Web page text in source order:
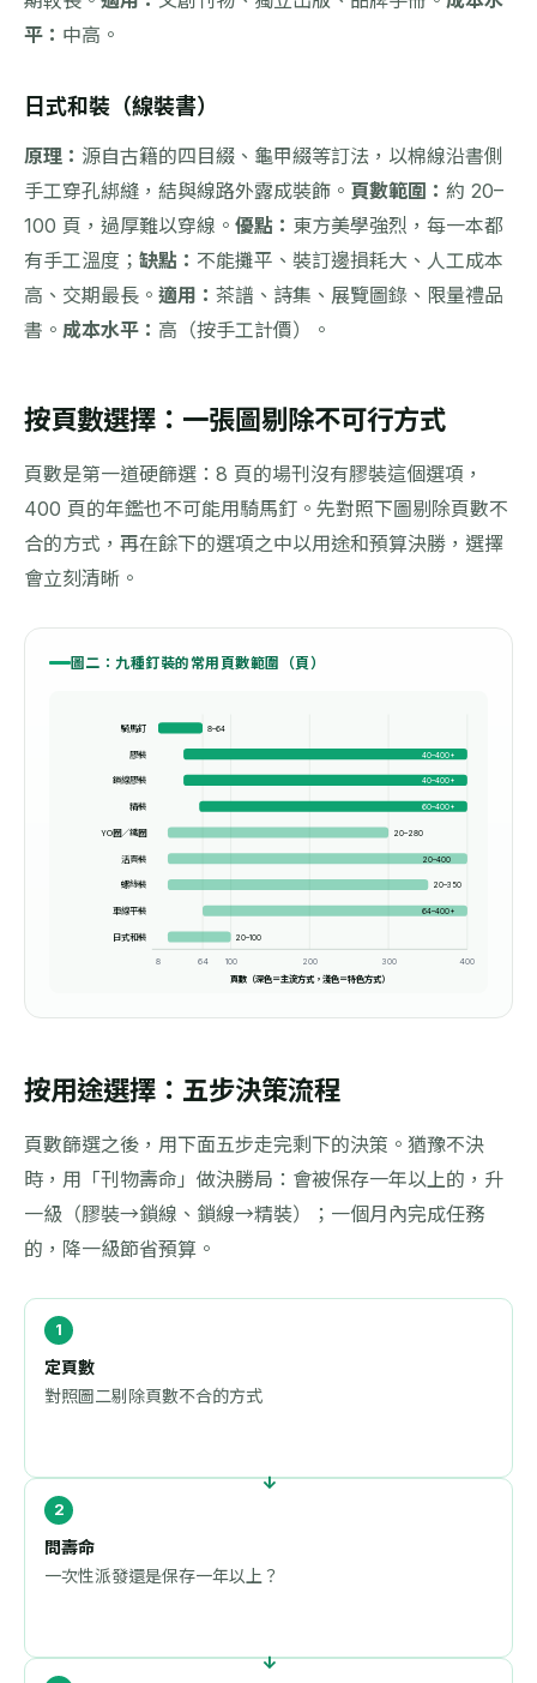
平： 中高。
日式和裝（線裝書）
原理： 源自古籍的四目綴、龜甲綴等訂法，以棉線沿書側
手工穿孔綁縫，結與線路外露成裝飾。 頁數範圍： 約 20–
100 頁，過厚難以穿線。 優點： 東方美學強烈，每一本都
有手工溫度； 缺點： 不能攤平、裝訂邊損耗大、人工成本
高、交期最長。 適用： 茶譜、詩集、展覽圖錄、限量禮品
書。 成本水平： 高（按手工計價）。
按頁數選擇：一張圖剔除不可行方式
頁數是第一道硬篩選：8 頁的場刊沒有膠裝這個選項，
400 頁的年鑑也不可能用騎馬釘。先對照下圖剔除頁數不
合的方式，再在餘下的選項之中以用途和預算決勝，選擇
會立刻清晰。
圖二：九種釘裝的常用頁數範圍（頁）
騎馬釘
膠裝
鎖線膠裝
精裝
YO圈／鐵圈
活頁裝
螺絲裝
車線平裝
日式和裝
8–64
40–400+
40–400+
60–400+
20–280
20–400
20–350
64–400+
20–100
8 64 100 200 300 400
頁數（深色＝主流方式，淺色＝特色方式）
按用途選擇：五步決策流程
頁數篩選之後，用下面五步走完剩下的決策。猶豫不決
時，用「刊物壽命」做決勝局：會被保存一年以上的，升
一級（膠裝→鎖線、鎖線→精裝）；一個月內完成任務
的，降一級節省預算。
定頁數
對照圖二剔除頁數不合的方式
問壽命
一次性派發還是保存一年以上？